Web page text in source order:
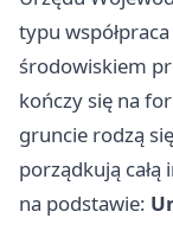
typu
środowiskiem
kończy się na
gruncie rodzą
porządkują
na podstawie: